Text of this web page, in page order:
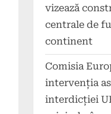
vizează
centrale de
continent
Comisia
intervenția
interdicției